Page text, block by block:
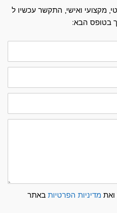
מקצועי ואישי, התקשר עכשיו ל
ואת מדיניות הפרטיות באתר